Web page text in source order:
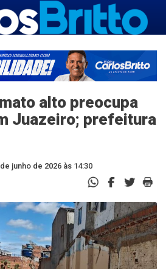
alto preocupa
Juazeiro; prefeitura
junho de 2026 às 14:30